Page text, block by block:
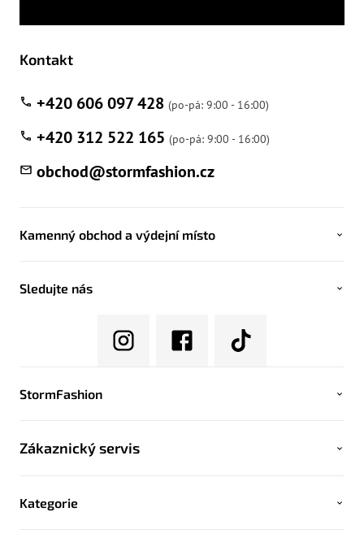
Kontakt
obchod@stormfashion.cz
+420 606 097 428
+420 312 522 165
Kamenný obchod a výdejní místo
Sledujte nás
StormFashion
Zákaznický servis
Kategorie